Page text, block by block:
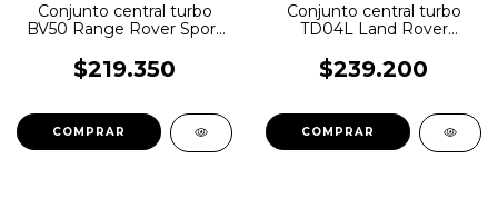
Conjunto central turbo
BV50 Range Rover Sport
$219.350
Conjunto central turbo
TD04L Land Rover
$239.200